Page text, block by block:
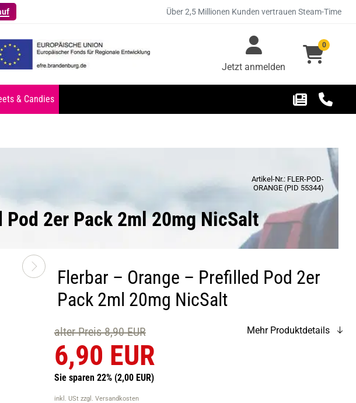
Über 2,5 Millionen Kunden vertrauen Steam-Time
Jetzt anmelden
0
& Candies
Artikel-Nr.: FLER-POD-
ORANGE (PID 55344)
2er Pack 2ml 20mg NicSalt
Flerbar – Orange – Prefilled Pod 2er
Pack 2ml 20mg NicSalt
alter Preis 8,90 EUR
6,90 EUR
Sie sparen 22% (2,00 EUR)
inkl. USt zzgl. Versandkosten
Mehr Produktdetails